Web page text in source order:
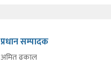
प्रधान सम्पादक
अमित ढकाल